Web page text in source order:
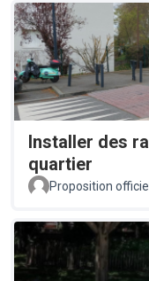
Installer des
quartier
Proposition